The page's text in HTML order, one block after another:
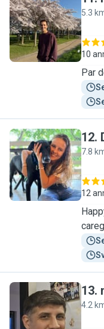
P
5.3
10
Par
D
12.
7.8
12
N
13.
4.2